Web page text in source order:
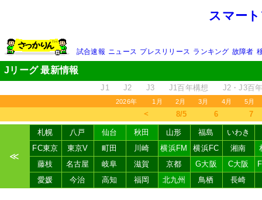
スマー
試合速報 ニュース プレスリリース ランキング 故障者
Jリーグ 最新情報
J1 J2 J3 J1百年構想 J2・J3百
2026年 1月 2月 3月 4月 5月
＜ 8/5 6 7
≪
札幌 八戸 仙台 秋田 山形 福島
いわき
FC東京
東京V 町田 川崎 横浜FM 横浜FC 湘南
藤枝
名古屋 岐阜 滋賀 京都 G大阪 C大阪
愛媛
今治 高知 福岡 北九州 鳥栖 長崎